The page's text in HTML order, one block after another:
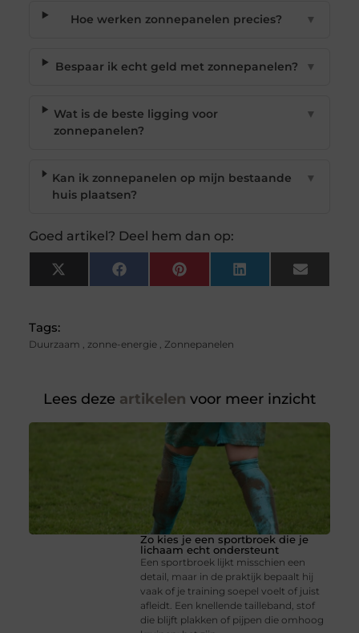
Hoe werken zonnepanelen precies? ▼
Bespaar ik echt geld met zonnepanelen? ▼
Wat is de beste ligging voor
zonnepanelen?
▼
Kan ik zonnepanelen op mijn bestaande
huis plaatsen?
▼
Goed artikel? Deel hem dan op:
X
(Twitter)
FacebookPinterest LinkedIn Email
Tags:
Duurzaam , zonne-energie, Zonnepanelen
Lees deze artikelen voor meer inzicht
Zo kies je een sportbroek die je
lichaam echt ondersteunt
Een sportbroek lijkt misschien een
detail, maar in de praktijk bepaalt hij
vaak of je training soepel voelt of juist
afleidt. Een knellende tailleband, stof
die blijft plakken of pijpen die omhoog